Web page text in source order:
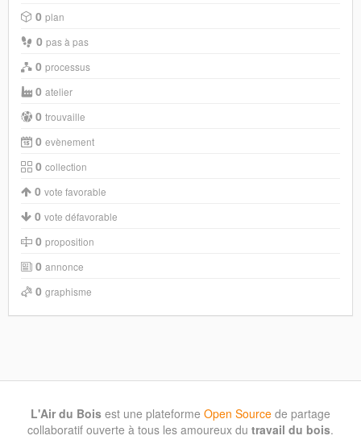
0 plan
0 pas à pas
0 processus
0 atelier
0 trouvaille
0 evènement
0 collection
0 vote favorable
0 vote défavorable
0 proposition
0 annonce
0 graphisme
L'Air du Bois est une plateforme Open Source de partage
collaboratif ouverte à tous les amoureux du travail du bois.